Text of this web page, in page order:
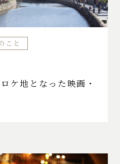
こと
ケ地となった映画・